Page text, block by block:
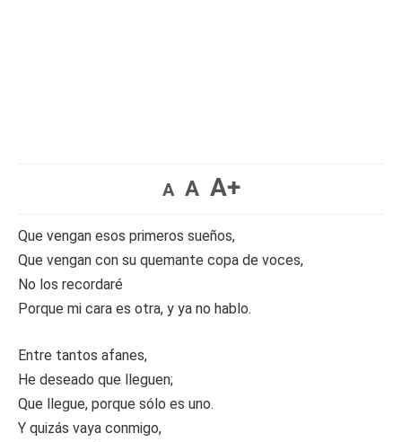
A A A+
Que vengan esos primeros sueños,
Que vengan con su quemante copa de voces,
No los recordaré
Porque mi cara es otra, y ya no hablo.
Entre tantos afanes,
He deseado que lleguen;
Que llegue, porque sólo es uno.
Y quizás vaya conmigo,